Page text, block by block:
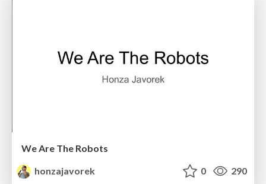
We Are The Robots
honzajavorek
0 290